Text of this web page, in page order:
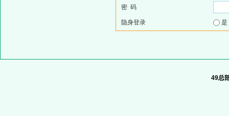
密 码
隐身登录
49总